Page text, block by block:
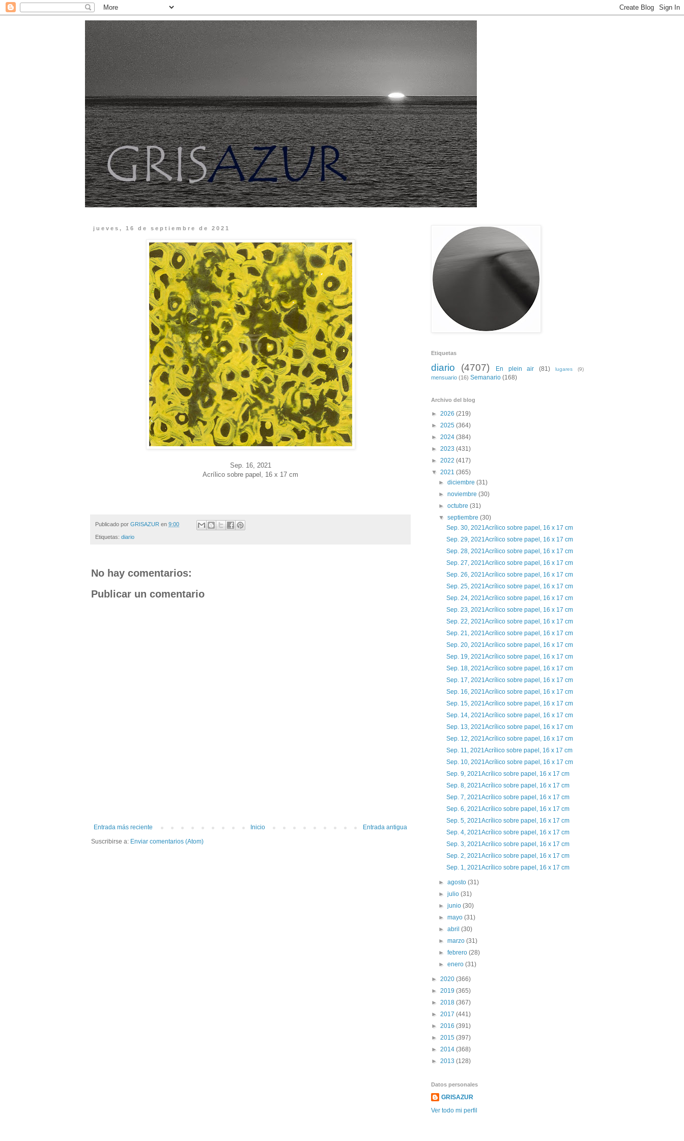
jueves, 16 de septiembre de 2021
Sep. 16, 2021
Acrílico sobre papel, 16 x 17 cm
Publicado por GRISAZUR en 9:00
Etiquetas: diario
No hay comentarios:
Publicar un comentario
Entrada más reciente Entrada antigua
Inicio
Suscribirse a: Enviar comentarios (Atom)
Etiquetas
diario (4707) En plein air (81) lugares (9)
mensuario (16) Semanario (168)
Archivo del blog
► 2026 (219)
► 2025 (364)
► 2024 (384)
► 2023 (431)
► 2022 (417)
▼ 2021 (365)
►diciembre(31)
►noviembre(30)
►octubre(31)
▼septiembre(30)
Sep. 30, 2021Acrílico sobre papel, 16 x 17 cm
Sep. 29, 2021Acrílico sobre papel, 16 x 17 cm
Sep. 28, 2021Acrílico sobre papel, 16 x 17 cm
Sep. 27, 2021Acrílico sobre papel, 16 x 17 cm
Sep. 26, 2021Acrílico sobre papel, 16 x 17 cm
Sep. 25, 2021Acrílico sobre papel, 16 x 17 cm
Sep. 24, 2021Acrílico sobre papel, 16 x 17 cm
Sep. 23, 2021Acrílico sobre papel, 16 x 17 cm
Sep. 22, 2021Acrílico sobre papel, 16 x 17 cm
Sep. 21, 2021Acrílico sobre papel, 16 x 17 cm
Sep. 20, 2021Acrílico sobre papel, 16 x 17 cm
Sep. 19, 2021Acrílico sobre papel, 16 x 17 cm
Sep. 18, 2021Acrílico sobre papel, 16 x 17 cm
Sep. 17, 2021Acrílico sobre papel, 16 x 17 cm
Sep. 16, 2021Acrílico sobre papel, 16 x 17 cm
Sep. 15, 2021Acrílico sobre papel, 16 x 17 cm
Sep. 14, 2021Acrílico sobre papel, 16 x 17 cm
Sep. 13, 2021Acrílico sobre papel, 16 x 17 cm
Sep. 12, 2021Acrílico sobre papel, 16 x 17 cm
Sep. 11, 2021Acrílico sobre papel, 16 x 17 cm
Sep. 10, 2021Acrílico sobre papel, 16 x 17 cm
Sep. 9, 2021Acrílico sobre papel, 16 x 17 cm
Sep. 8, 2021Acrílico sobre papel, 16 x 17 cm
Sep. 7, 2021Acrílico sobre papel, 16 x 17 cm
Sep. 6, 2021Acrílico sobre papel, 16 x 17 cm
Sep. 5, 2021Acrílico sobre papel, 16 x 17 cm
Sep. 4, 2021Acrílico sobre papel, 16 x 17 cm
Sep. 3, 2021Acrílico sobre papel, 16 x 17 cm
Sep. 2, 2021Acrílico sobre papel, 16 x 17 cm
Sep. 1, 2021Acrílico sobre papel, 16 x 17 cm
►agosto(31)
►julio(31)
►junio(30)
►mayo(31)
►abril(30)
►marzo(31)
►febrero(28)
►enero(31)
► 2020 (366)
► 2019 (365)
► 2018 (367)
► 2017 (441)
► 2016 (391)
► 2015 (397)
► 2014 (368)
► 2013 (128)
Datos personales
GRISAZUR
Ver todo mi perfil